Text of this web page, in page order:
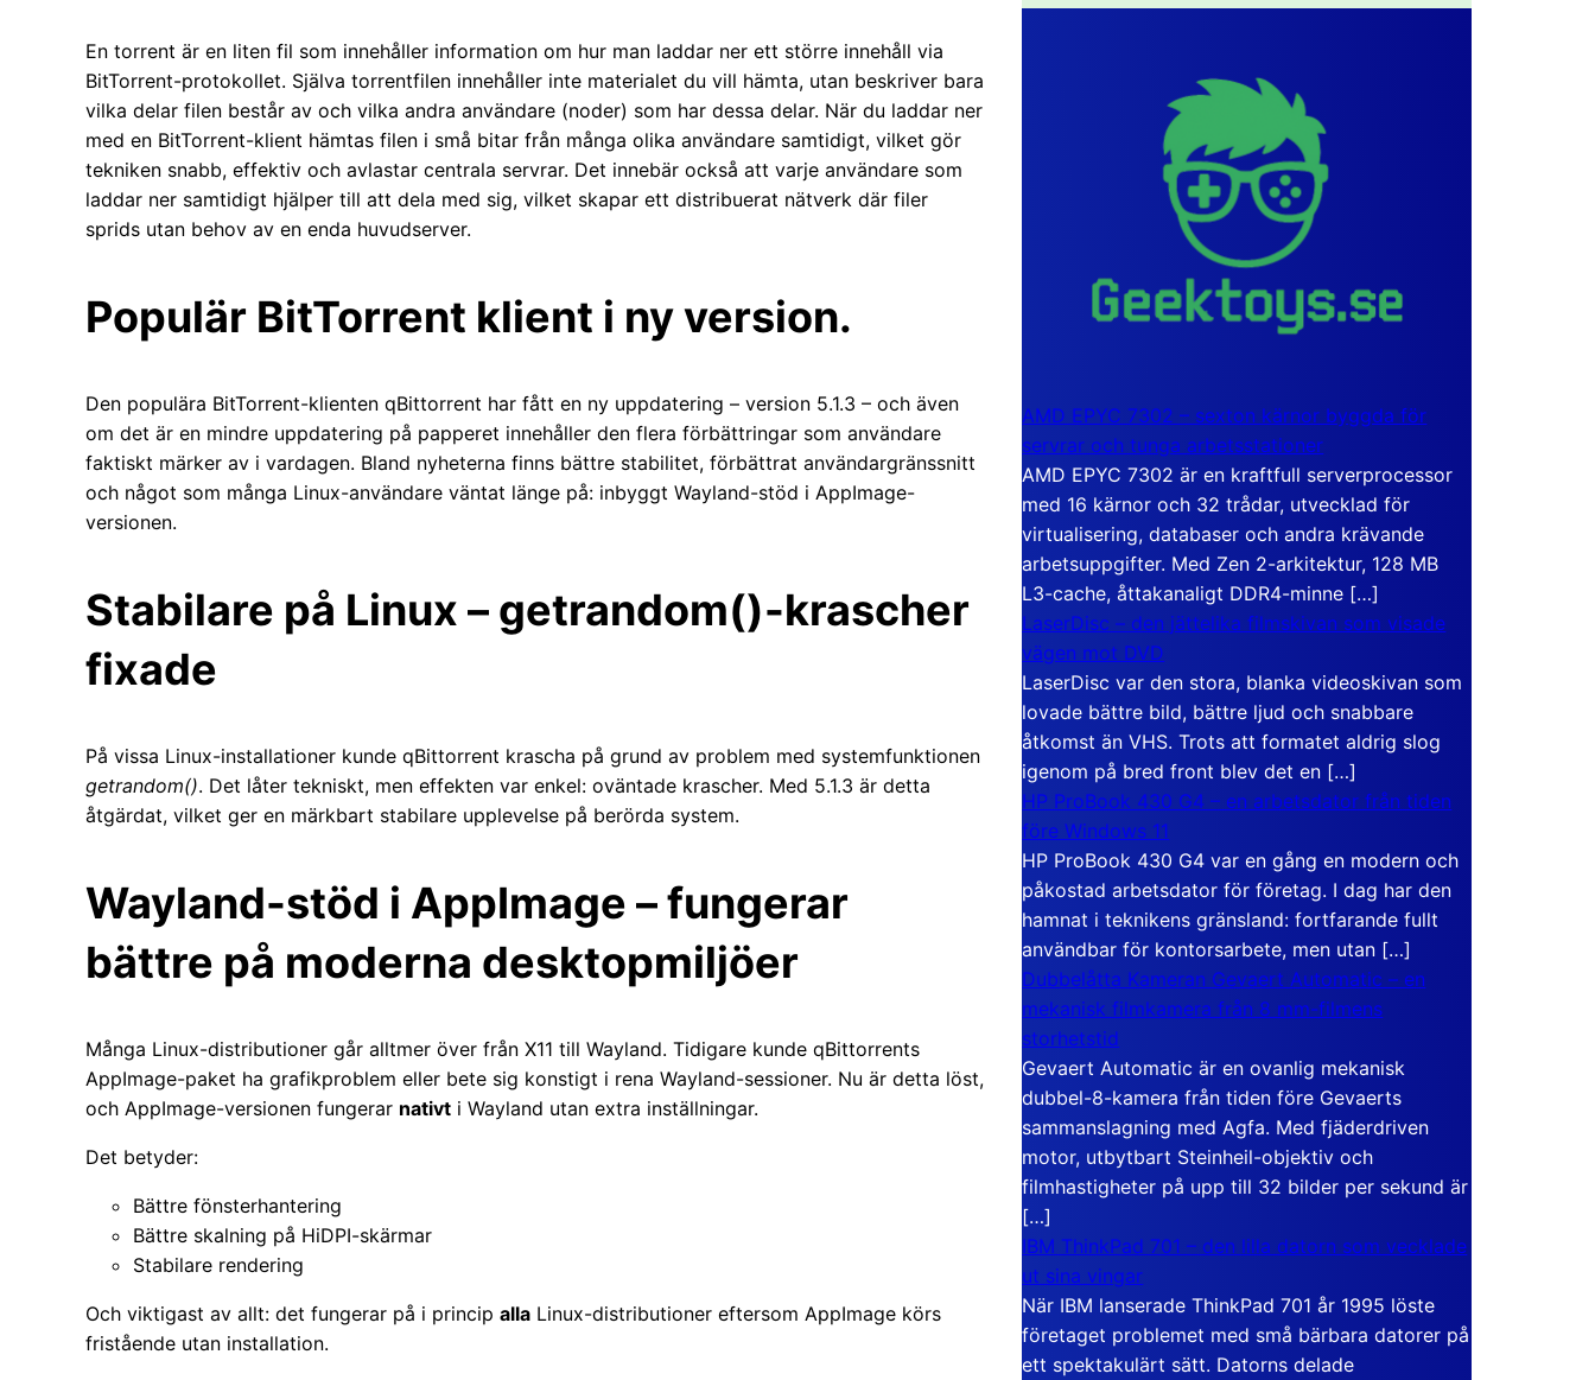
En torrent är en liten fil som innehåller information om hur man laddar ner ett större innehåll via
BitTorrent-protokollet. Själva torrentfilen innehåller inte materialet du vill hämta, utan beskriver bara
vilka delar filen består av och vilka andra användare (noder) som har dessa delar. När du laddar ner
med en BitTorrent-klient hämtas filen i små bitar från många olika användare samtidigt, vilket gör
tekniken snabb, effektiv och avlastar centrala servrar. Det innebär också att varje användare som
laddar ner samtidigt hjälper till att dela med sig, vilket skapar ett distribuerat nätverk där filer
sprids utan behov av en enda huvudserver.
Populär BitTorrent klient i ny version.
Den populära BitTorrent-klienten qBittorrent har fått en ny uppdatering – version 5.1.3 – och även
om det är en mindre uppdatering på papperet innehåller den flera förbättringar som användare
faktiskt märker av i vardagen. Bland nyheterna finns bättre stabilitet, förbättrat användargränssnitt
och något som många Linux-användare väntat länge på: inbyggt Wayland-stöd i AppImage-
versionen.
Stabilare på Linux – getrandom()-krascher
fixade
På vissa Linux-installationer kunde qBittorrent krascha på grund av problem med systemfunktionen
getrandom(). Det låter tekniskt, men effekten var enkel: oväntade krascher. Med 5.1.3 är detta
åtgärdat, vilket ger en märkbart stabilare upplevelse på berörda system.
Wayland-stöd i AppImage – fungerar
bättre på moderna desktopmiljöer
Många Linux-distributioner går alltmer över från X11 till Wayland. Tidigare kunde qBittorrents
AppImage-paket ha grafikproblem eller bete sig konstigt i rena Wayland-sessioner. Nu är detta löst,
och AppImage-versionen fungerar nativt i Wayland utan extra inställningar.
Det betyder:
Bättre fönsterhantering
Bättre skalning på HiDPI-skärmar
Stabilare rendering
Och viktigast av allt: det fungerar på i princip alla Linux-distributioner eftersom AppImage körs
fristående utan installation.
AMD EPYC 7302 – sexton kärnor byggda för
servrar och tunga arbetsstationer
AMD EPYC 7302 är en kraftfull serverprocessor
med 16 kärnor och 32 trådar, utvecklad för
virtualisering, databaser och andra krävande
arbetsuppgifter. Med Zen 2-arkitektur, 128 MB
L3-cache, åttakanaligt DDR4-minne […]
LaserDisc – den jättelika filmskivan som visade
vägen mot DVD
LaserDisc var den stora, blanka videoskivan som
lovade bättre bild, bättre ljud och snabbare
åtkomst än VHS. Trots att formatet aldrig slog
igenom på bred front blev det en […]
HP ProBook 430 G4 – en arbetsdator från tiden
före Windows 11
HP ProBook 430 G4 var en gång en modern och
påkostad arbetsdator för företag. I dag har den
hamnat i teknikens gränsland: fortfarande fullt
användbar för kontorsarbete, men utan […]
Dubbelåtta Kameran Gevaert Automatic – en
mekanisk filmkamera från 8 mm-filmens
storhetstid
Gevaert Automatic är en ovanlig mekanisk
dubbel-8-kamera från tiden före Gevaerts
sammanslagning med Agfa. Med fjäderdriven
motor, utbytbart Steinheil-objektiv och
filmhastigheter på upp till 32 bilder per sekund är
[…]
IBM ThinkPad 701 – den lilla datorn som vecklade
ut sina vingar
När IBM lanserade ThinkPad 701 år 1995 löste
företaget problemet med små bärbara datorer på
ett spektakulärt sätt. Datorns delade